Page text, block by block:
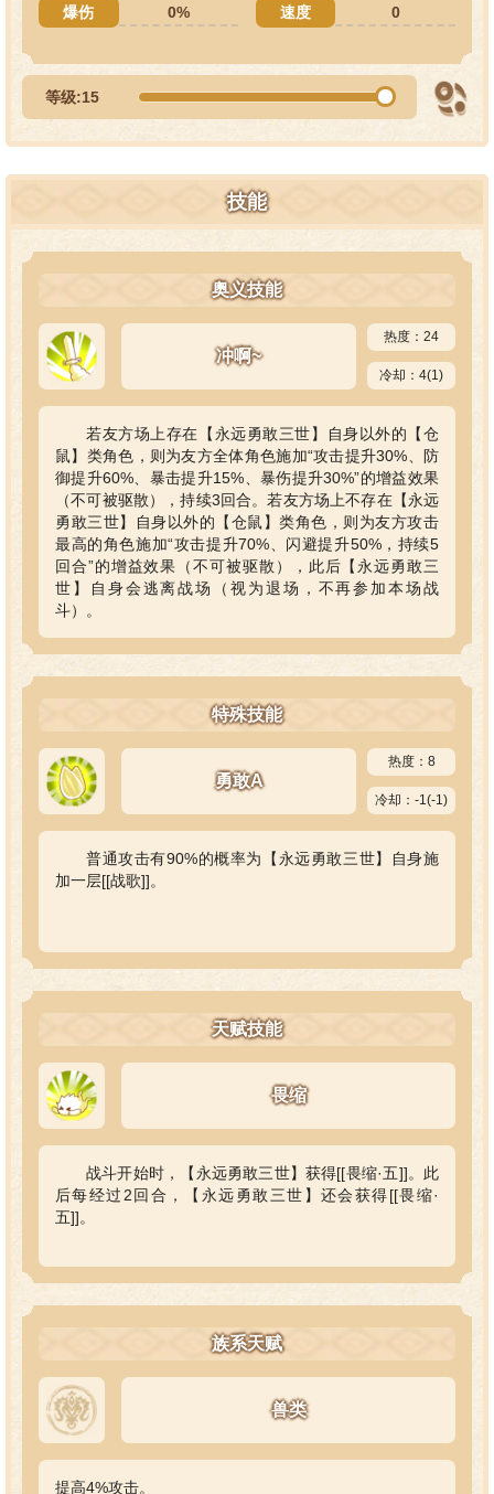
爆伤 0% 速度 0
等级:15
技能
奥义技能
冲啊~
热度：24
冷却：4(1)
若友方场上存在【永远勇敢三世】自身以外的【仓
鼠】类角色，则为友方全体角色施加“攻击提升30%、防
御提升60%、暴击提升15%、暴伤提升30%”的增益效果
（不可被驱散），持续3回合。若友方场上不存在【永远
勇敢三世】自身以外的【仓鼠】类角色，则为友方攻击
最高的角色施加“攻击提升70%、闪避提升50%，持续5
回合”的增益效果（不可被驱散），此后【永远勇敢三
世】自身会逃离战场（视为退场，不再参加本场战
斗）。
特殊技能
勇敢A
热度：8
冷却：-1(-1)
普通攻击有90%的概率为【永远勇敢三世】自身施
加一层[[战歌]]。
天赋技能
畏缩
战斗开始时，【永远勇敢三世】获得[[畏缩·五]]。此
后每经过2回合，【永远勇敢三世】还会获得[[畏缩·
五]]。
族系天赋
兽类
提高4%攻击。